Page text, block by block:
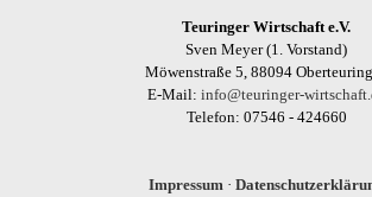
Teuringer Wirtschaft e.V.
Sven Meyer (1. Vorstand)
Möwenstraße 5, 88094
E-Mail: info@teuringer-
Telefon: 07546 - 424660
Impressum ·